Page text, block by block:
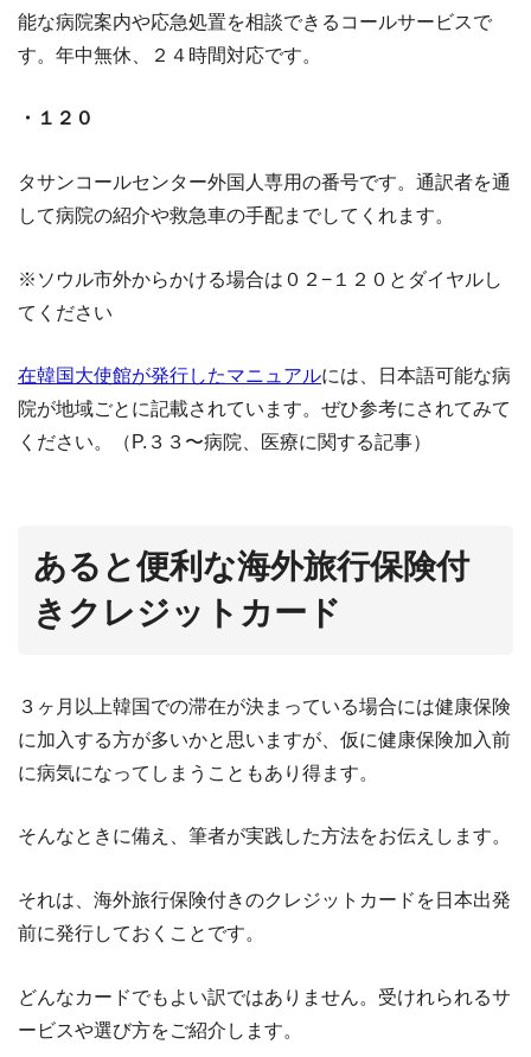
能な病院案内や応急処置を相談できるコールサービスで
す。年中無休、２４時間対応です。
・１２０
タサンコールセンター外国人専用の番号です。通訳者を通
して病院の紹介や救急車の手配までしてくれます。
※ソウル市外からかける場合は０２−１２０とダイヤルし
てください
在韓国大使館が発行したマニュアルには、日本語可能な病
院が地域ごとに記載されています。ぜひ参考にされてみて
ください。（P.３３〜病院、医療に関する記事）
あると便利な海外旅行保険付
きクレジットカード
３ヶ月以上韓国での滞在が決まっている場合には健康保険
に加入する方が多いかと思いますが、仮に健康保険加入前
に病気になってしまうこともあり得ます。
そんなときに備え、筆者が実践した方法をお伝えします。
それは、海外旅行保険付きのクレジットカードを日本出発
前に発行しておくことです。
どんなカードでもよい訳ではありません。受けれられるサ
ービスや選び方をご紹介します。